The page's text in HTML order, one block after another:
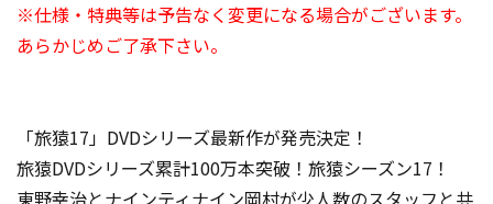
※仕様・特典等は予告なく変更になる場合がございます。
あらかじめご了承下さい。
「旅猿17」DVDシリーズ最新作が発売決定！
旅猿DVDシリーズ累計100万本突破！旅猿シーズン17！
東野幸治とナインティナイン岡村が少人数のスタッフと共